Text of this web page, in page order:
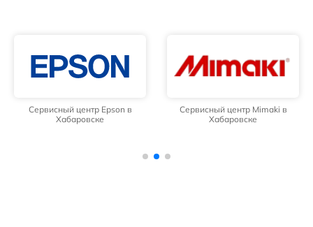
Сервисный центр Epson в
Хабаровске
Сервисный центр Mimaki в
Хабаровске